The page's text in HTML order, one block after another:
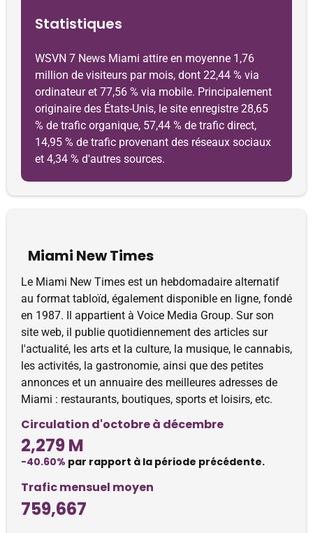
Statistiques
WSVN 7 News Miami attire en moyenne 1,76
million de visiteurs par mois, dont 22,44 % via
ordinateur et 77,56 % via mobile. Principalement
originaire des États-Unis, le site enregistre 28,65
% de trafic organique, 57,44 % de trafic direct,
14,95 % de trafic provenant des réseaux sociaux
et 4,34 % d'autres sources.
Miami New Times
Le Miami New Times est un hebdomadaire alternatif
au format tabloïd, également disponible en ligne, fondé
en 1987. Il appartient à Voice Media Group. Sur son
site web, il publie quotidiennement des articles sur
l'actualité, les arts et la culture, la musique, le cannabis,
les activités, la gastronomie, ainsi que des petites
annonces et un annuaire des meilleures adresses de
Miami : restaurants, boutiques, sports et loisirs, etc.
Circulation d'octobre à décembre
2,279 M
-40.60% par rapport à la période précédente.
Trafic mensuel moyen
759,667